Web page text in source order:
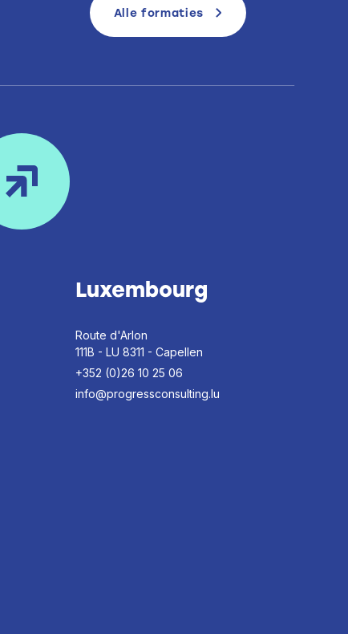
Alle formaties
Luxembourg
Route d'Arlon
111B - LU 8311 - Capellen
+352 (0)26 10 25 06
info@progressconsulting.lu